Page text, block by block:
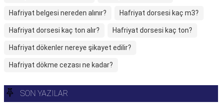
Hafriyat belgesi nereden alınır? Hafriyat dorsesi kaç m3?
Hafriyat dorsesi kaç ton alır? Hafriyat dorsesi kaç ton?
Hafriyat dökenler nereye şikayet edilir?
Hafriyat dökme cezası ne kadar?
SON YAZILAR